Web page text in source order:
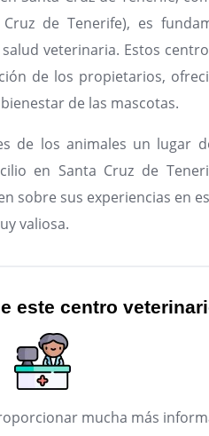
de Tenerife), es
veterinaria. Estos
de los propietarios,
de las mascotas.
de los animales un lugar
en Santa Cruz de
sobre sus experiencias en
valiosa.
este centro
mucha más